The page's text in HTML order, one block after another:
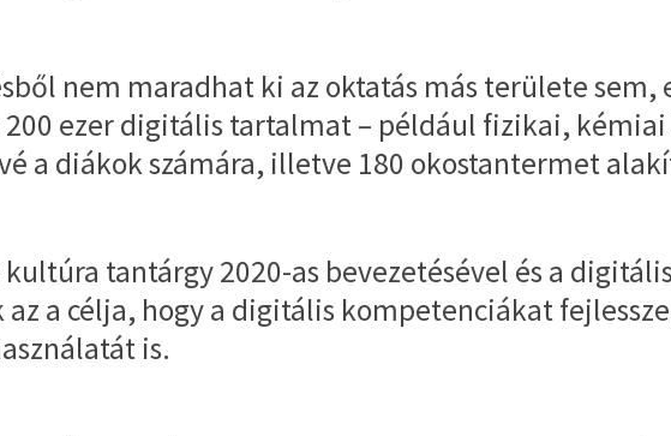
nem maradhat ki az oktatás más területe sem,
ezer digitális tartalmat – például fizikai,
a diákok számára, illetve 180 okostantermet
tantárgy 2020-as bevezetésével és a
a célja, hogy a digitális kompetenciákat
is.